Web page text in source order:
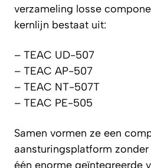
verzameling losse
kernlijn bestaat uit:
– TEAC UD-507
– TEAC AP-507
– TEAC NT-507T
– TEAC PE-505
Samen vormen ze een
aansturingsplatform
één enorme geïntegreerde